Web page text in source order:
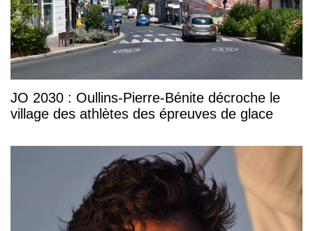
JO 2030 : Oullins-Pierre-Bénite décroche le
village des athlètes des épreuves de glace